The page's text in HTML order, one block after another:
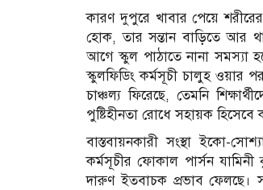
কারণ দুপুরে খাবার পেয়ে
হোক, তার সন্তান বাড়িতে আর
আগে স্কুল পাঠাতে নানা সমস্যা
স্কুলফিডিং কর্মসূচী চালুহ ওয়ার
চাঞ্চল্য ফিরেছে, তেমনি
পুষ্টিহীনতা রোধে সহায়ক হিসেবে
বাস্তবায়নকারী সংস্থা ইকো-
কর্মসূচীর ফোকাল পার্সন যামিনী
দারুণ ইতবাচক প্রভাব ফেলছে।